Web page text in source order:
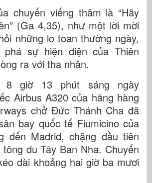
chuyến viếng thăm là “Hãy
(Ga 4,35), như một lời mời
những lo toan thường ngày,
sự hiện diện của Thiên
ra với tha nhân.
8 giờ 13 phút sáng ngày
Airbus A320 của hãng hàng
chở Đức Thánh Cha đã
bay quốc tế Fiumicino của
đến Madrid, chặng đầu tiên
du Tây Ban Nha. Chuyến
dài khoảng hai giờ ba mươi